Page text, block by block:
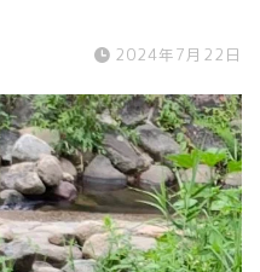
2024年7月22日